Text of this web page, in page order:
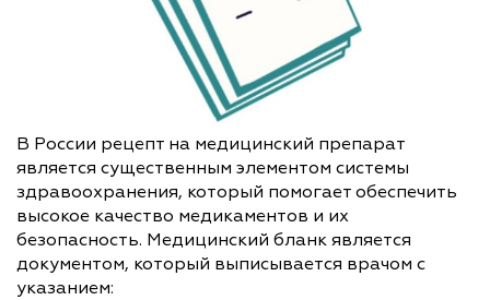
В России рецепт на медицинский препарат
является существенным элементом системы
здравоохранения, который помогает обеспечить
высокое качество медикаментов и их
безопасность. Медицинский бланк является
документом, который выписывается врачом с
указанием: